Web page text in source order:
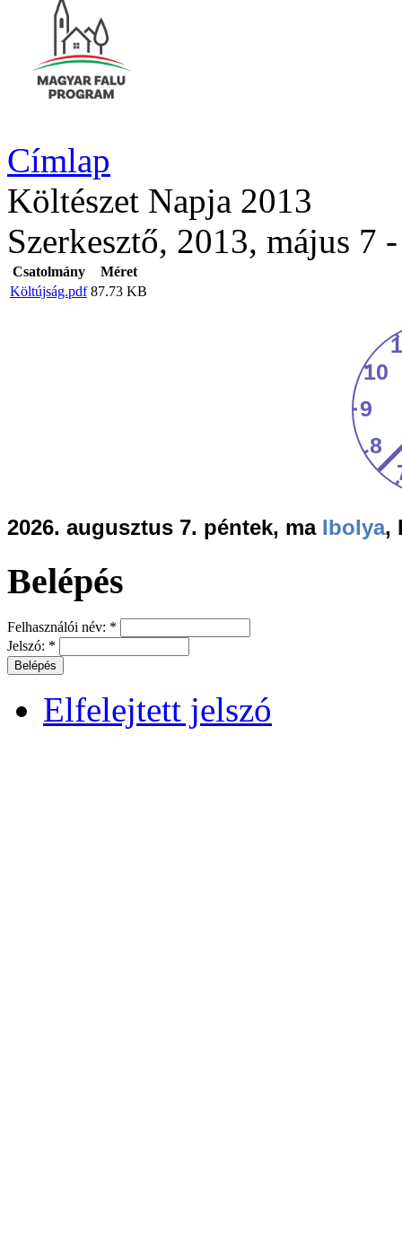
Címlap
Költészet Napja 2013
Szerkesztő, 2013, május 7
Csatolmány
Méret
Költújság.pdf 87.73 KB
2026. augusztus 7. péntek, ma Ibolya,
Belépés
Felhasználói név: *
Jelszó: *
Elfelejtett jelszó